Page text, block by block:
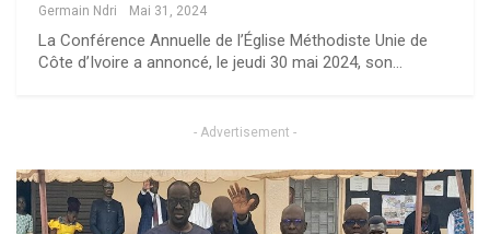
Germain Ndri Mai 31, 2024
La Conférence Annuelle de l’Église Méthodiste Unie de
Côte d’Ivoire a annoncé, le jeudi 30 mai 2024, son…
- Advertisement -